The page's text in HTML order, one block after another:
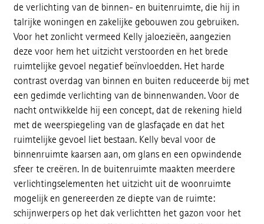
de verlichting van de binnen- en buitenruimte, die hij in
talrijke woningen en zakelijke gebouwen zou gebruiken.
Voor het zonlicht vermeed Kelly jaloezieën, aangezien
deze voor hem het uitzicht verstoorden en het brede
ruimtelijke gevoel negatief beïnvloedden. Het harde
contrast overdag van binnen en buiten reduceerde bij met
een gedimde verlichting van de binnenwanden. Voor de
nacht ontwikkelde hij een concept, dat de rekening hield
met de weerspiegeling van de glasfaçade en dat het
ruimtelijke gevoel liet bestaan. Kelly beval voor de
binnenruimte kaarsen aan, om glans en een opwindende
sfeer te creëren. In de buitenruimte maakten meerdere
verlichtingselementen het uitzicht uit de woonruimte
mogelijk en genereerden ze diepte van de ruimte:
schijnwerpers op het dak verlichtten het gazon voor het